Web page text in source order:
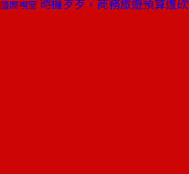
國際視窗 時機歹歹，商務旅遊預算遭砍